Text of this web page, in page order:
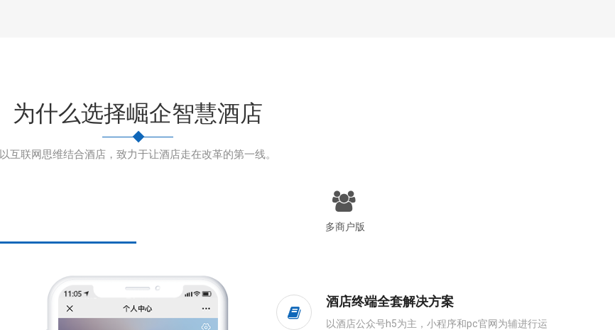
为什么选择崛企智慧酒店
以互联网思维结合酒店，致力于让酒店走在改革的第一线。
多商户版
酒店终端全套解决方案
以酒店公众号h5为主，小程序和pc官网为辅进行运